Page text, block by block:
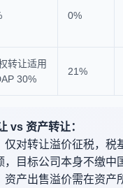
0%
转让适用
30%
21%
vs 资产转让：
仅对转让溢价征税，税
，目标公司本身不缴中
资产出售溢价需在资产